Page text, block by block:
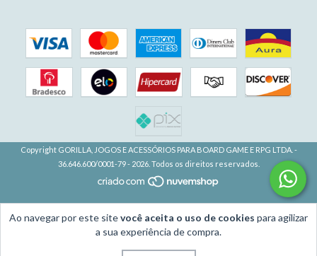
Ao navegar por este sitevocê aceita o uso de cookies para agilizar
a sua experiência de compra.
Copyright GORILLA, JOGOS E ACESSÓRIOS PARA BOARD GAME E RPG LTDA. -
36.646.600/0001-79 - 2026. Todos os direitos reservados.